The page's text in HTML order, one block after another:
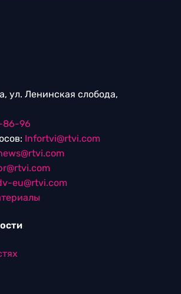
ул. Ленинская слобода,
86-96
Infortvi@rtvi.com
eu@rtvi.com